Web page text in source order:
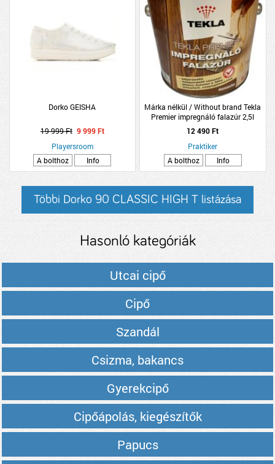
Dorko GEISHA
19 999 Ft 9 999 Ft
Playersroom
A bolthoz
Info
Márka nélkül / Without brand Tekla
Premier impregnáló falazúr 2,5l
mahagóni
12 490 Ft
Praktiker
A bolthoz
Info
Többi Dorko 90 CLASSIC HIGH T listázása
Hasonló kategóriák
Utcai cipő
Cipő
Szandál
Csizma, bakancs
Gyerekcipő
Cipőápolás, kiegészítők
Papucs